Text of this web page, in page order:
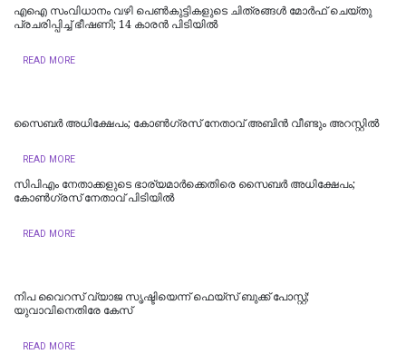
എഐ സംവിധാനം വഴി പെണ്‍കുട്ടികളുടെ ചിത്രങ്ങള്‍ മോര്‍ഫ് ചെയ്തു
പ്രചരിപ്പിച്ച് ഭീഷണി; 14 കാരന്‍ പിടിയില്‍
READ MORE
സൈബർ അധിക്ഷേപം; കോണ്‍ഗ്രസ് നേതാവ് അബിന്‍ വീണ്ടും അറസ്റ്റിൽ
READ MORE
സിപിഎം നേതാക്കളുടെ ഭാര്യമാർക്കെതിരെ സൈബർ അധിക്ഷേപം;
കോൺഗ്രസ് നേതാവ് പിടിയിൽ
READ MORE
നിപ വൈറസ് വ്യാജ സൃഷ്ടിയെന്ന് ഫെയ്സ് ബുക്ക് പോസ്റ്റ്;
യുവാവിനെതിരേ കേസ്
READ MORE